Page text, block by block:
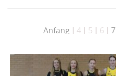
Anfang 4 5 6 7